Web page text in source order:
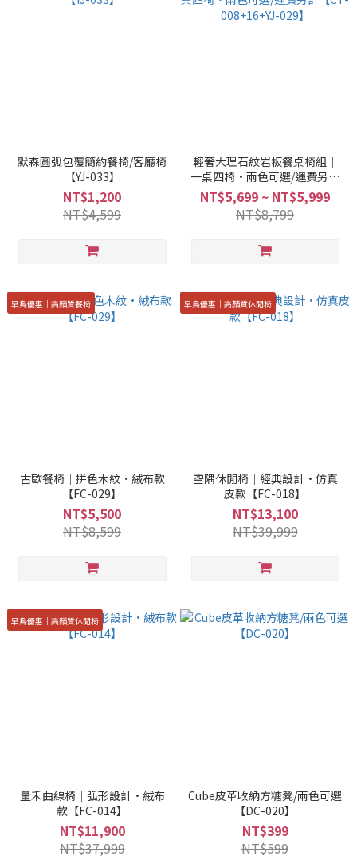
默森圓弧包覆簡約餐椅/客廳椅
【YJ-033】
NT$1,200
NT$4,599
輕奢大理石紋岩板餐桌椅組｜
一桌四椅·兩色可選/運費另計
【CT-008+16+YJ-029】
NT$5,699 ~ NT$5,999
NT$8,799
早鳥優惠｜高顏質餐椅
古歐餐椅｜拼色木紋·絨布款
【FC-029】
NT$5,500
NT$8,599
早鳥優惠｜高顏質休閒椅
空隅休閒椅｜經典設計·仿真
皮款【FC-018】
NT$13,100
NT$39,999
早鳥優惠｜高顏質休閒椅
量禾曲線椅｜弧形設計·絨布
款【FC-014】
NT$11,900
NT$37,999
Cube皮革收納方糖凳/兩色可選
【DC-020】
NT$399
NT$599